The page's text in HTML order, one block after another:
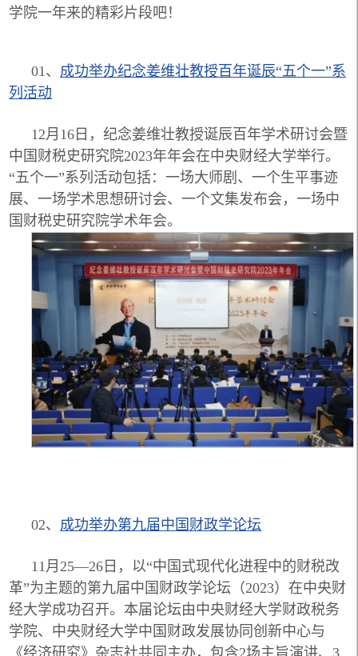
学院一年来的精彩片段吧！
01、 成功举办纪念姜维壮教授 百年诞辰“五个一”系
列活动
12月16日，纪念姜维壮教授诞辰百年学术研讨会暨
中国财税史研究院2023年年会在中央财经大学举行。
“五个一”系列活动包括：一场大师剧、一个生平事迹
展、一场学术思想研讨会、一个文集发布会，一场中
国财税史研究院学术年会。
02、 成功举办第九届中国财政学论坛
11月25—26日，以“中国式现代化进程中的财税改
革”为主题的第九届中国财政学论坛（2023）在中央财
经大学成功召开。本届论坛由中央财经大学财政税务
学院、中央财经大学中国财政发展协同创新中心与
《经济研究》杂志社共同主办，包含2场主旨演讲、3